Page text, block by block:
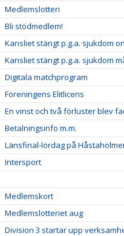
Medlemslotteri
Bli stödmedlem!
Kansliet stängt p.g.a. sjukdom
Kansliet stängt p.g.a. sjukdom
Digitala matchprogram
Föreningens Elitlicens
En vinst och två förluster blev
Betalningsinfo m.m.
Länsfinal-lördag på
Intersport
Medlemskort
Medlemslotteriet aug
Division 3 startar upp